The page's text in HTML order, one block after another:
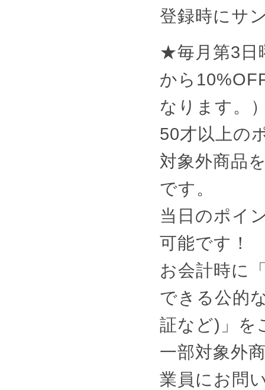
登録時にサ
★毎月第3日
から
なります。
50才以上の
対象外商品
です。
当日のポイ
可能です！
お会計時に
できる公的
証など)」を
一部対象外
業員にお問